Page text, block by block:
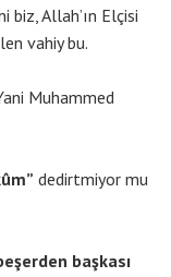
biz, Allah’ın Elçisi
vahiy bu.
Muhammed
dedirtmiyor mu
başkası